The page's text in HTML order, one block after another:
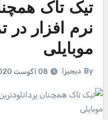
تیک تاک
نرم افزار در
موبایلی
By دیجیزا 08 آگوست 2020